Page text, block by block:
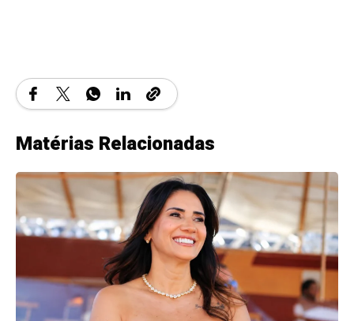
Matérias Relacionadas